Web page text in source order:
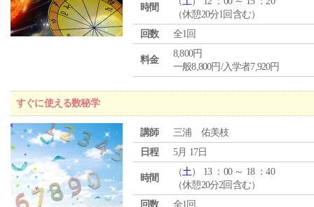
時間
（休憩20分1回含む）
回数
全1回
料金
8,800円
一般8,800円/入学者7,920円
すぐに使える数秘学
講師
三浦 佑美枝
日程
5月 17日
時間
（土） 13 ：00 ～ 18 ：40
（休憩20分2回含む）
回数
全1回